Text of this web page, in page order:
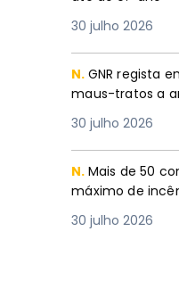
30 julho 2026
N. GNR regista
maus-tratos a
30 julho 2026
N. Mais de 50
máximo de
30 julho 2026